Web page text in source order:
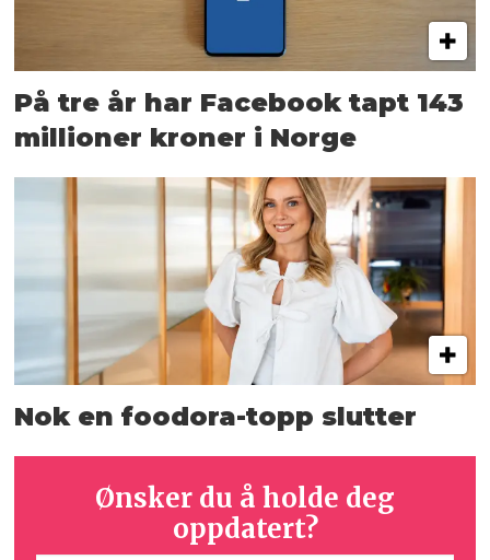
På tre år har Facebook tapt 143
millioner kroner i Norge
Nok en foodora-topp slutter
Ønsker du å holde deg
oppdatert?